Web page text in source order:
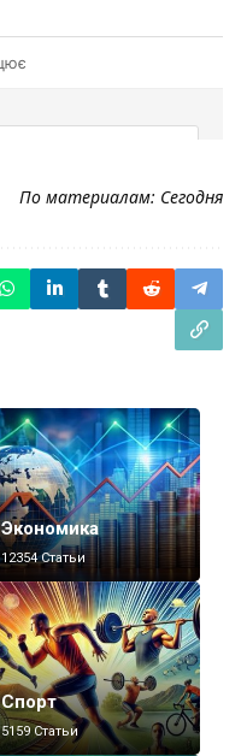
По материалам: Сегодня
Экономика
12354 Статьи
Спорт
5159 Статьи